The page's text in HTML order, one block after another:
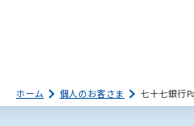
ホーム 個人のお客さま 七十七銀行